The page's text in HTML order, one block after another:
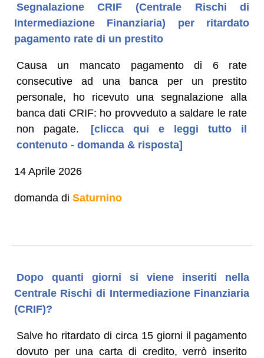
Segnalazione CRIF (Centrale Rischi di
Intermediazione Finanziaria) per ritardato
pagamento rate di un prestito
Causa un mancato pagamento di 6 rate
consecutive ad una banca per un prestito
personale, ho ricevuto una segnalazione alla
banca dati CRIF: ho provveduto a saldare le rate
non pagate.
[clicca qui e leggi tutto il
contenuto - domanda & risposta]
14 Aprile 2026
domanda di Saturnino
Dopo quanti giorni si viene inseriti nella
Centrale Rischi di Intermediazione Finanziaria
(CRIF)?
Salve ho ritardato di circa 15 giorni il pagamento
dovuto per una carta di credito, verrò inserito